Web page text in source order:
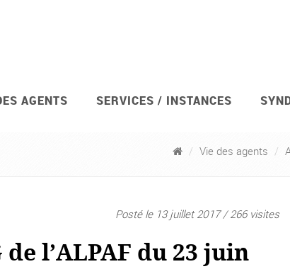
AGENTS SERVICES / INSTANCES
personnels des administrations
Vie des agents
Posté le 13 juillet 2017 / 266 visites
l’ALPAF du 23 juin